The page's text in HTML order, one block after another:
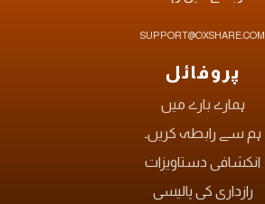
SUPPORT@OXSHARE.COM
پروفائل
ہمارے بارے میں
ہم سے رابطہ کریں۔
انکشافی دستاویزات
رازداری کی پالیسی